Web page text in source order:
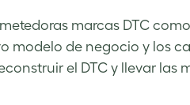
marcas DTC
modelo de negocio y los
el DTC y llevar las